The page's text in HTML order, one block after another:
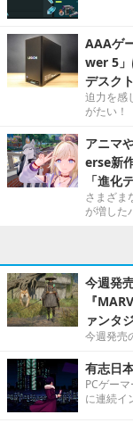
AAAゲ
wer 5」
デスク
迫力を感
がたい！
アニマ
erse新
「進化
さまざま
が増した
今週発
『
ァンタ
今週発売
有志日
PCゲー
に連続イ